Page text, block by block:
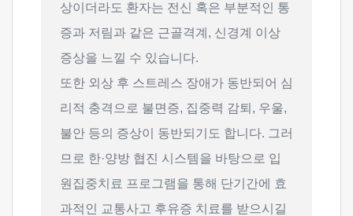
상이더라도 환자는 전신 혹은 부분적인 통
증과 저림과 같은 근골격계, 신경계 이상
증상을 느낄 수 있습니다.
또한 외상 후 스트레스 장애가 동반되어 심
리적 충격으로 불면증, 집중력 감퇴, 우울,
불안 등의 증상이 동반되기도 합니다. 그러
므로 한·양방 협진 시스템을 바탕으로 입
원집중치료 프로그램을 통해 단기간에 효
과적인 교통사고 후유증 치료를 받으시길